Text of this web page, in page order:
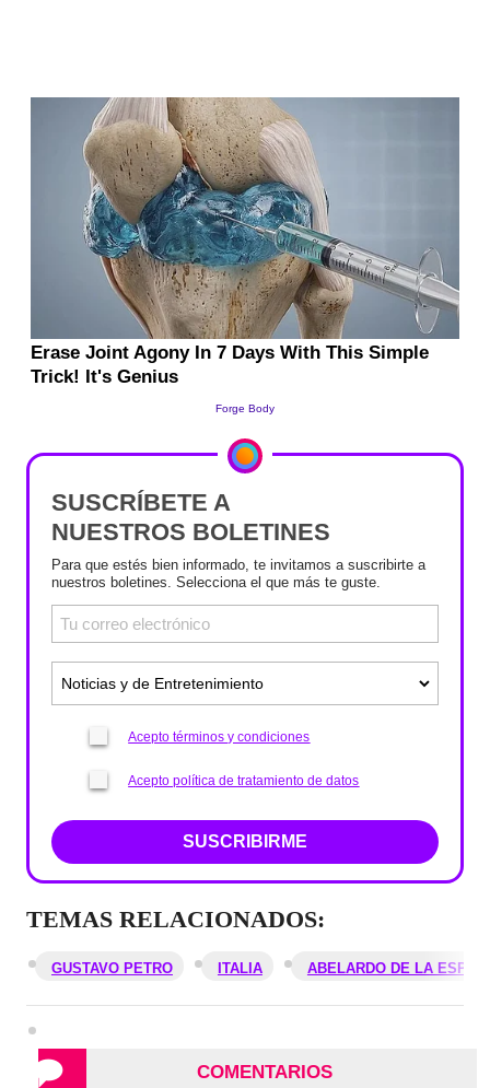
SUSCRÍBETE A
NUESTROS BOLETINES
Para que estés bien informado, te invitamos a suscribirte a
nuestros boletines. Selecciona el que más te guste.
Acepto términos y condiciones
Acepto política de tratamiento de datos
SUSCRIBIRME
TEMAS RELACIONADOS:
GUSTAVO PETRO ITALIA ABELARDO DE LA
COMENTARIOS